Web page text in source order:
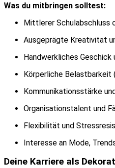
Was du mitbringen solltest:
Mittlerer Schulabschluss
Ausgeprägte Kreativität
Handwerkliches
Körperliche Belastbarkeit
Kommunikationsstärke
Organisationstalent und
Flexibilität und
Interesse an Mode,
Deine Karriere als